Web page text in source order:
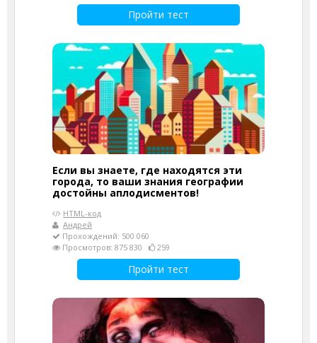
Пройти тест
Если вы знаете, где находятся эти
города, то ваши знания географии
достойны аплодисментов!
HTML-код
Андрей
Прохождений: 500 060
Просмотров: 875 830
259
Пройти тест